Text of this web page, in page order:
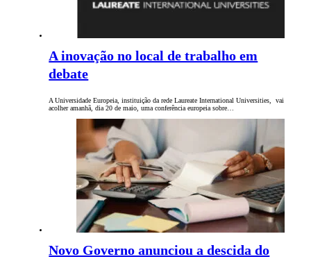
A inovação no local de trabalho em
debate
A Universidade Europeia, instituição da rede Laureate International Universities, vai
acolher amanhã, dia 20 de maio, uma conferência europeia sobre…
Novo Governo anunciou a descida do